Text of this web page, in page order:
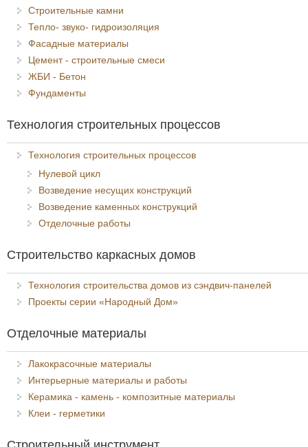
Строительные камни
Тепло- звуко- гидроизоляция
Фасадные материалы
Цемент - строительные смеси
ЖБИ - Бетон
Фундаменты
Технология строительных процессов
Технология строительных процессов
Нулевой цикл
Возведение несущих конструкций
Возведение каменных конструкций
Отделочные работы
Строительство каркасных домов
Технология строительства домов из сэндвич-панелей
Проекты серии «Народный Дом»
Отделочные материалы
Лакокрасочные материалы
Интерьерные материалы и работы
Керамика - камень - композитные материалы
Клеи - герметики